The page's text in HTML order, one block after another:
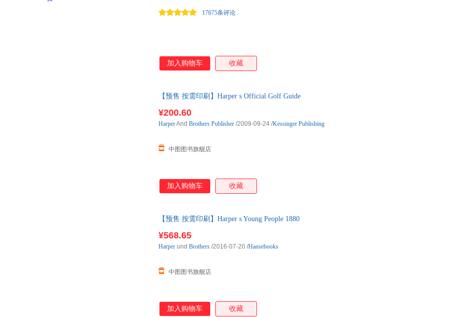
17675条评论
加入购物车 收藏
【预售 按需印刷】Harper s Official Golf Guide
¥200.60
中图图书旗舰店
HarperAnd Brothers Publisher /2009-09-24 /Kessinger Publishing
加入购物车 收藏
【预售 按需印刷】Harper s Young People 1880
¥568.65
中图图书旗舰店
Harper und Brothers /2016-07-20 /Hansebooks
加入购物车 收藏